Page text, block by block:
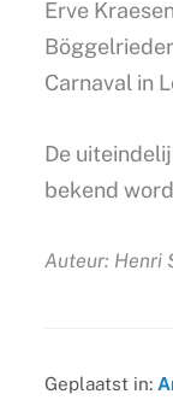
Erve
Carnaval in
De
bekend
Auteur: Henri
Geplaatst in: